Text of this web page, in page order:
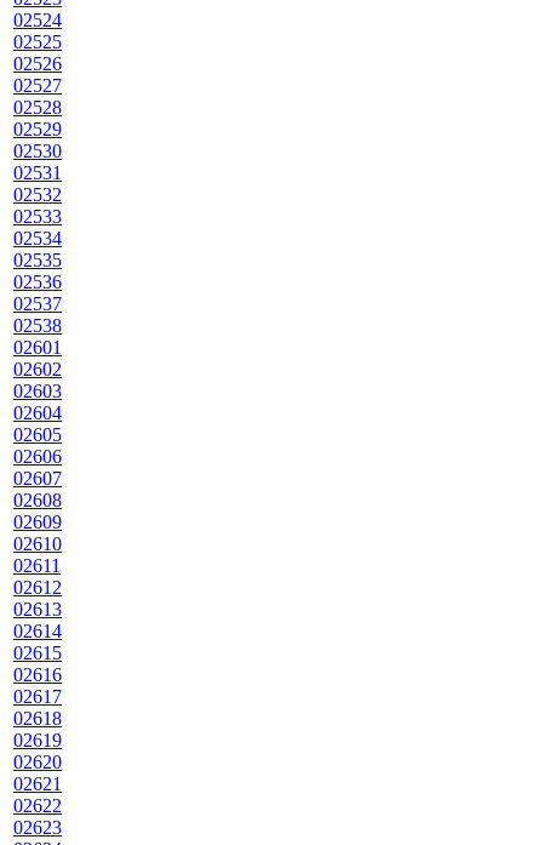
02524
02525
02526
02527
02528
02529
02530
02531
02532
02533
02534
02535
02536
02537
02538
02601
02602
02603
02604
02605
02606
02607
02608
02609
02610
02611
02612
02613
02614
02615
02616
02617
02618
02619
02620
02621
02622
02623